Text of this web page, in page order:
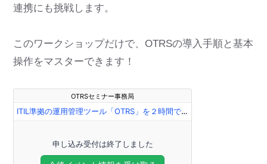
連携にも挑戦します。
このワークショップだけで、OTRSの導入手順と基本
操作をマスターできます！